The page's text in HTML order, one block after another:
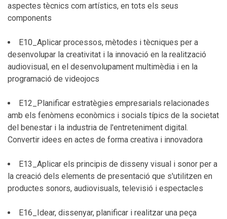
aspectes tècnics com artístics, en tots els seus
components
E10_Aplicar processos, mètodes i tècniques per a
desenvolupar la creativitat i la innovació en la realització
audiovisual, en el desenvolupament multimèdia i en la
programació de videojocs
E12_Planificar estratègies empresarials relacionades
amb els fenòmens econòmics i socials típics de la societat
del benestar i la industria de l'entreteniment digital.
Convertir idees en actes de forma creativa i innovadora
E13_Aplicar els principis de disseny visual i sonor per a
la creació dels elements de presentació que s'utilitzen en
productes sonors, audiovisuals, televisió i espectacles
E16_Idear, dissenyar, planificar i realitzar una peça